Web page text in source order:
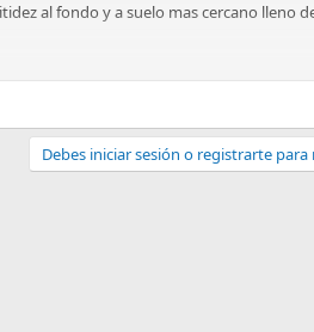
al fondo y a suelo mas cercano lleno
bien cortas. Ahi el campo focal es muy
reducido a ƒ abiertas, que no es lo mismo
proporcionando una buena nitidez de
problema.
Debes iniciar sesión o registrarte